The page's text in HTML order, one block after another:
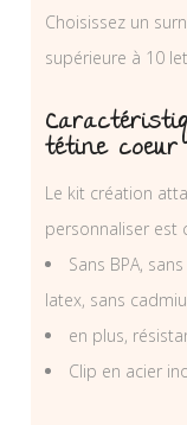
Choisissez un
supérieure à 10
tétine
Le kit création
personnaliser est
Sans BPA,
latex, sans
en plus,
Clip en acier